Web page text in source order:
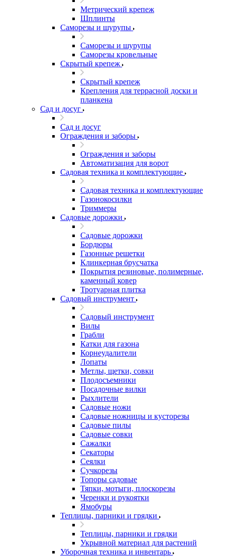
Метрический крепеж
Шплинты
Саморезы и шурупы
Саморезы и шурупы
Саморезы кровельные
Скрытый крепеж
Скрытый крепеж
Крепления для террасной доски и
планкена
Сад и досуг
Сад и досуг
Ограждения и заборы
Ограждения и заборы
Автоматизация для ворот
Садовая техника и комплектующие
Садовая техника и комплектующие
Газонокосилки
Триммеры
Садовые дорожки
Садовые дорожки
Бордюры
Газонные решетки
Клинкерная брусчатка
Покрытия резиновые, полимерные,
каменный ковер
Тротуарная плитка
Садовый инструмент
Садовый инструмент
Вилы
Грабли
Катки для газона
Корнеудалители
Лопаты
Метлы, щетки, совки
Плодосъемники
Посадочные вилки
Рыхлители
Садовые ножи
Садовые ножницы и кусторезы
Садовые пилы
Садовые совки
Сажалки
Секаторы
Сеялки
Сучкорезы
Топоры садовые
Тяпки, мотыги, плоскорезы
Черенки и рукоятки
Ямобуры
Теплицы, парники и грядки
Теплицы, парники и грядки
Укрывной материал для растений
Уборочная техника и инвентарь